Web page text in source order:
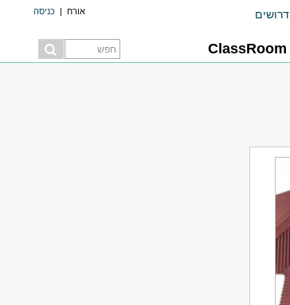
אורח | כניסה דרושים
ClassRoom